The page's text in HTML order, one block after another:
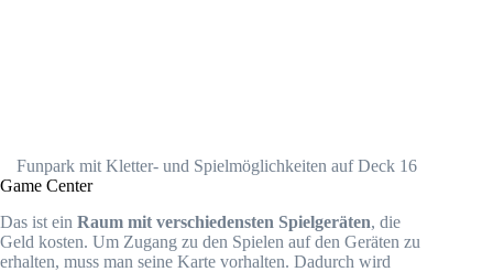
Funpark mit Kletter- und Spielmöglichkeiten auf Deck 16
Game Center
Das ist ein Raum mit verschiedensten Spielgeräten, die
Geld kosten. Um Zugang zu den Spielen auf den Geräten zu
erhalten, muss man seine Karte vorhalten. Dadurch wird